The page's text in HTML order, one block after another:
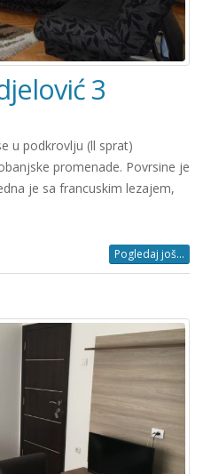
3
u podkrovlju (ll sprat)
promenade. Povrsine je
je sa francuskim lezajem,
Pogledaj još...